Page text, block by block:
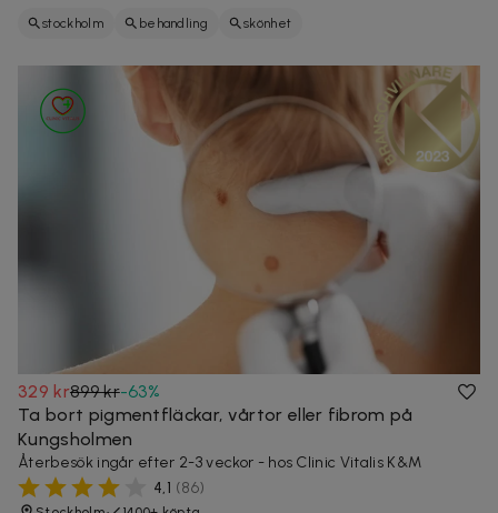
stockholm behandling skönhet
329 kr899 kr-63%
Ta bort pigmentfläckar, vårtor eller fibrom på
Kungsholmen
Återbesök ingår efter 2-3 veckor - hos Clinic Vitalis K&M
4,1 (86)